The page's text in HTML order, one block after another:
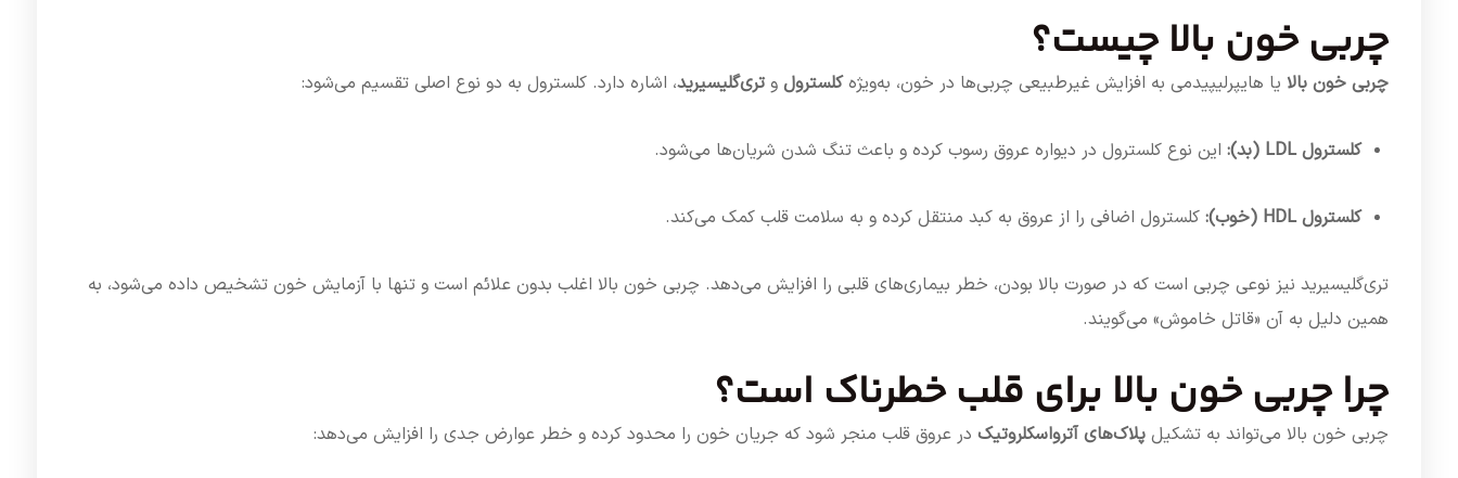
چربی خون بالا چیست؟
چربی خون بالا یا هایپرلیپیدمی به افزایش غیرطبیعی چربی‌ها در خون، به‌ویژهکلسترول و تری‌گلیسیرید، اشاره دارد. کلسترول به دو نوع اصلی تقسیم می‌شود:
کلسترول LDL (بد): این نوع کلسترول در دیواره عروق رسوب کرده و باعث تنگ شدن شریان‌ها می‌شود.
کلسترول HDL (خوب): کلسترول اضافی را از عروق به کبد منتقل کرده و به سلامت قلب کمک می‌کند.
تری‌گلیسیرید نیز نوعی چربی است که در صورت بالا بودن، خطر بیماری‌های قلبی را افزایش می‌دهد. چربی خون بالا اغلب بدون علائم است و تنها با آزمایش خون تشخیص داده می‌شود، به
همین دلیل به آن «قاتل خاموش» می‌گویند.
چرا چربی خون بالا برای قلب خطرناک است؟
چربی خون بالا می‌تواند به تشکیل پلاک‌های آترواسکلروتیک در عروق قلب منجر شود که جریان خون را محدود کرده و خطر عوارض جدی را افزایش می‌دهد: